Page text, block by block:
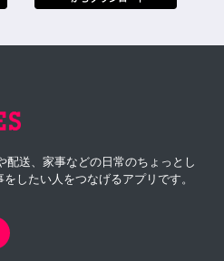
送、家事などの日常のちょっとし
したい人をつなげるアプリです。